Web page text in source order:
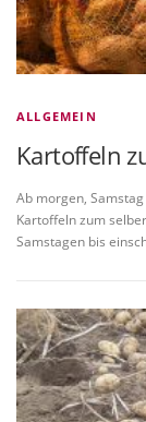
ALLGEMEIN
Kartoffeln
Ab morgen,
Kartoffeln zum
Samstagen bis